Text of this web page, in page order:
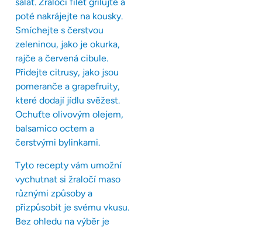
salát. Žraločí filet grilujte a
poté nakrájejte na kousky.
Smíchejte s čerstvou
zeleninou, jako je okurka,
rajče a červená cibule.
Přidejte citrusy, jako jsou
pomeranče a grapefruity,
které dodají jídlu svěžest.
Ochuťte olivovým olejem,
balsamico octem a
čerstvými bylinkami.
Tyto recepty vám umožní
vychutnat si žraločí maso
různými způsoby a
přizpůsobit je svému vkusu.
Bez ohledu na výběr je